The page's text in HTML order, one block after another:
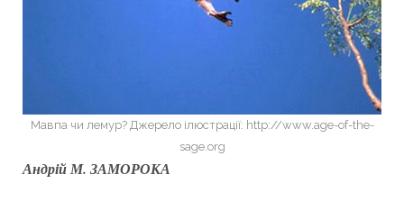
Мавпа чи лемур? Джерело ілюстрації: http://www.age-of-the-
sage.org
Андрій М. ЗАМОРОКА